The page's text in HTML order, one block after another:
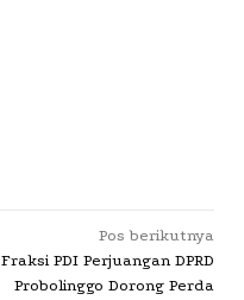
Pos berikutnya
Fraksi PDI Perjuangan DPRD
Probolinggo Dorong Perda